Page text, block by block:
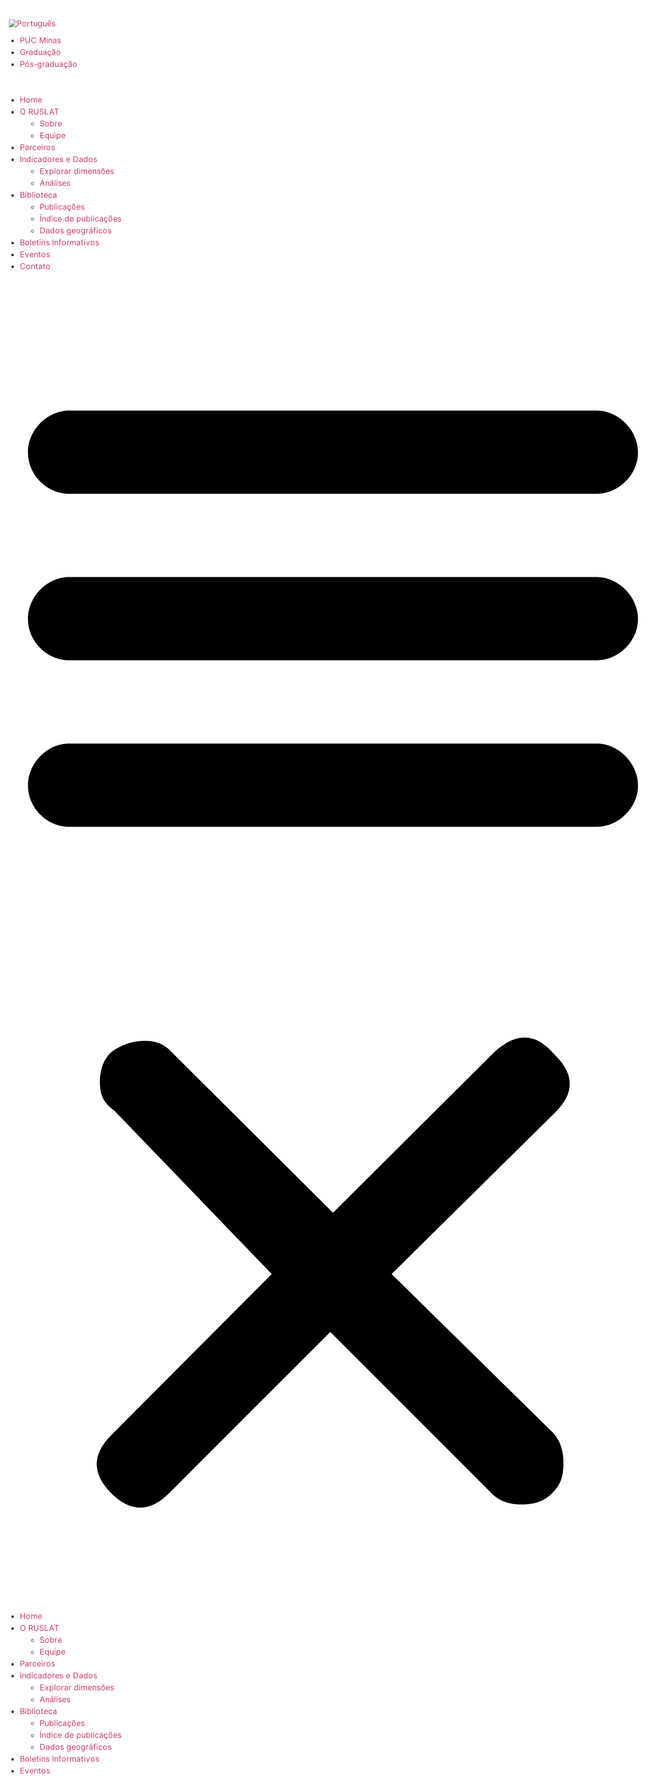
PUC Minas
Graduação
Pós-graduação
Home
O RUSLAT
Sobre
Equipe
Parceiros
Indicadores e Dados
Explorar dimensões
Análises
Biblioteca
Publicações
Índice de publicações
Dados geográficos
Boletins Informativos
Eventos
Contato
Home
O RUSLAT
Sobre
Equipe
Parceiros
Indicadores e Dados
Explorar dimensões
Análises
Biblioteca
Publicações
Índice de publicações
Dados geográficos
Boletins Informativos
Eventos